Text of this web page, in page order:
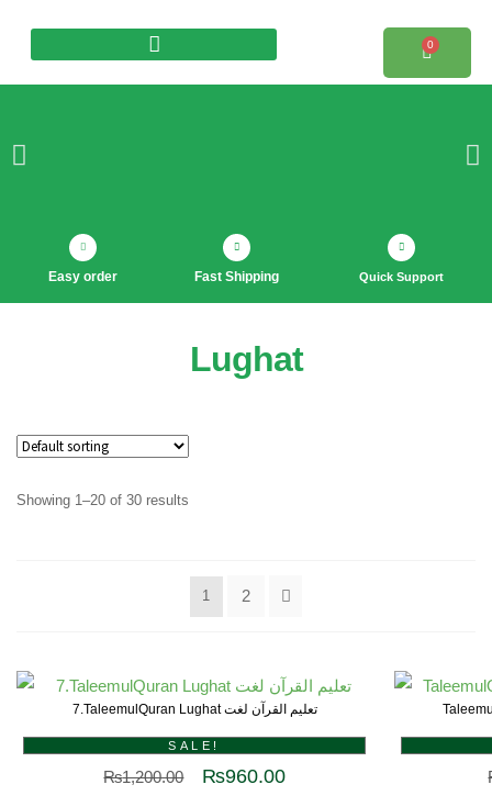
0
Easy order Fast Shipping Quick Support
Lughat
Showing 1–20 of 30 results
1 2
7.TaleemulQuran Lughat تعلیم القرآن لغت
SALE!
₨1,200.00 ₨960.00